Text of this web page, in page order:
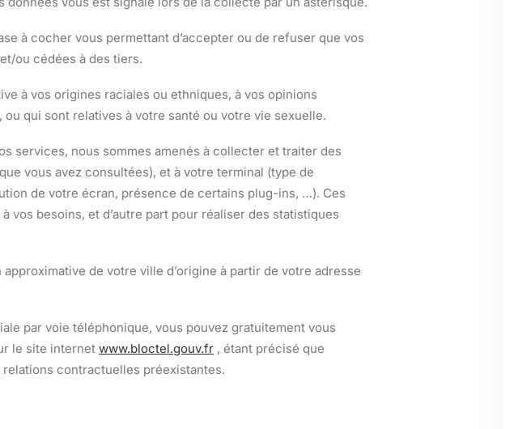
à cocher vous permettant d’accepter ou de refuser que vos
ou cédées à des tiers.
à vos origines raciales ou ethniques, à vos opinions
qui sont relatives à votre santé ou votre vie sexuelle.
services, nous sommes amenés à collecter et traiter des
vous avez consultées), et à votre terminal (type de
de votre écran, présence de certains plug-ins, …). Ces
vos besoins, et d’autre part pour réaliser des statistiques
de votre ville d’origine à partir de votre adresse
par voie téléphonique, vous pouvez gratuitement vous
le site internet www.bloctel.gouv.fr , étant précisé que
relations contractuelles préexistantes.